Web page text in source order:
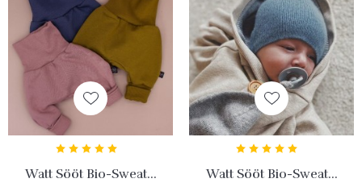
Watt Sööt Bio-Sweat... Watt Sööt Bio-Sweat...